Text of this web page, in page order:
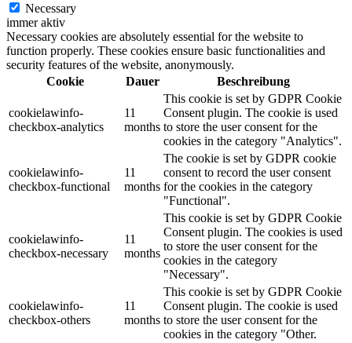
Necessary
immer aktiv
Necessary cookies are absolutely essential for the website to
function properly. These cookies ensure basic functionalities and
security features of the website, anonymously.
Cookie
Dauer Beschreibung
cookielawinfo-
checkbox-analytics
11
months
This cookie is set by GDPR Cookie
Consent plugin. The cookie is used
to store the user consent for the
cookies in the category "Analytics".
cookielawinfo-
checkbox-functional
11
months
The cookie is set by GDPR cookie
consent to record the user consent
for the cookies in the category
"Functional".
cookielawinfo-
checkbox-necessary
11
months
This cookie is set by GDPR Cookie
Consent plugin. The cookies is used
to store the user consent for the
cookies in the category
"Necessary".
cookielawinfo-
checkbox-others
11
months
This cookie is set by GDPR Cookie
Consent plugin. The cookie is used
to store the user consent for the
cookies in the category "Other.